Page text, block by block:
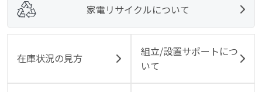
家電リサイクルについて
在庫状況の見方
組立/設置サポートにつ
いて